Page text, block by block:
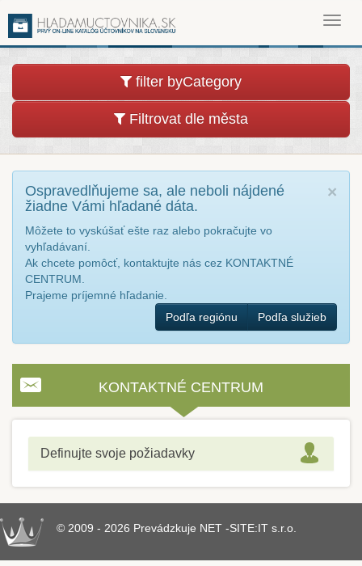
filter byCategory
Filtrovat dle města
×
Ospravedlňujeme sa, ale neboli nájdené
žiadne Vámi hľadané dáta.
Môžete to vyskúšať ešte raz alebo pokračujte vo
vyhľadávaní.
Ak chcete pomôcť, kontaktujte nás cez KONTAKTNÉ
CENTRUM.
Prajeme príjemné hľadanie.
Podľa regiónu
Podľa služieb
KONTAKTNÉ CENTRUM
Definujte svoje požiadavky
© 2009 - 2026 Prevádzkuje NET -SITE:IT s.r.o.